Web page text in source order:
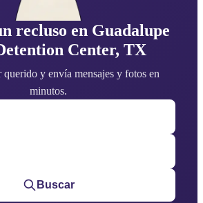
recluso en Guadalupe
Center, TX
querido y envía mensajes y fotos en
minutos.
Buscar